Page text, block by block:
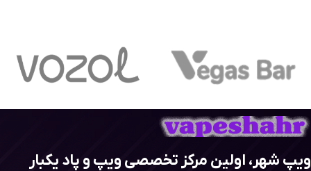
ویپ شهر، اولین مرکز تخصصی ویپ و پاد یکبار